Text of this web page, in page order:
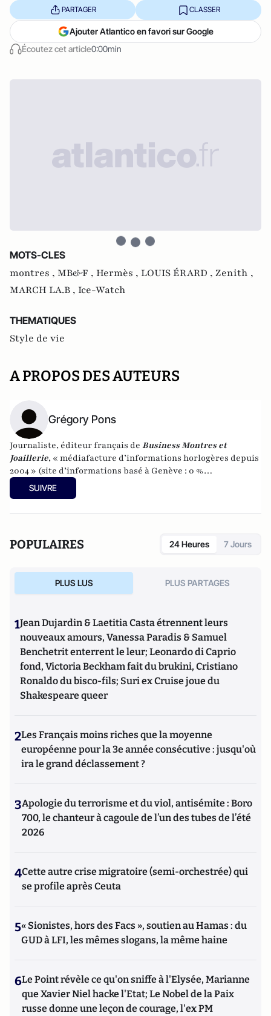
Écoutez cet article0:00min
PARTAGER CLASSER
Ajouter Atlantico en favori sur Google
MOTS-CLES
montres , MB&F , Hermès , LOUIS ÉRARD , Zenith ,
MARCH LA.B , Ice-Watch
THEMATIQUES
Style de vie
A PROPOS DES AUTEURS
Grégory Pons
Journaliste, éditeur français de Business Montres et
Joaillerie, « médiafacture d’informations horlogères depuis
2004 » (site d’informations basé à Genève : 0 %
publicité-100 % liberté), spécialiste du marketing horloger
et de l’analyse des marchés de la montre.
SUIVRE
POPULAIRES 24 Heures 7 Jours
PLUS LUS PLUS PARTAGES
1Jean Dujardin & Laetitia Casta étrennent leurs
nouveaux amours, Vanessa Paradis & Samuel
Benchetrit enterrent le leur; Leonardo di Caprio
fond, Victoria Beckham fait du brukini, Cristiano
Ronaldo du bisco-fils; Suri ex Cruise joue du
Shakespeare queer
2Les Français moins riches que la moyenne
européenne pour la 3e année consécutive : jusqu'où
ira le grand déclassement ?
3Apologie du terrorisme et du viol, antisémite : Boro
700, le chanteur à cagoule de l’un des tubes de l’été
2026
4Cette autre crise migratoire (semi-orchestrée) qui
se profile après Ceuta
5« Sionistes, hors des Facs », soutien au Hamas : du
GUD à LFI, les mêmes slogans, la même haine
6Le Point révèle ce qu'on sniffe à l'Elysée, Marianne
que Xavier Niel hacke l'Etat; Le Nobel de la Paix
russe donne une leçon de courage, l'ex PM